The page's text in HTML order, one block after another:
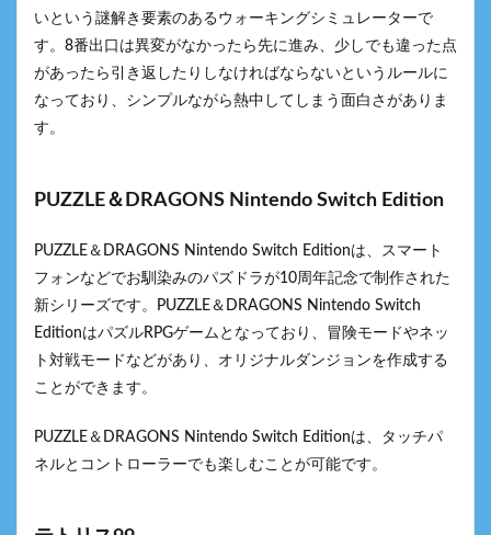
いという謎解き要素のあるウォーキングシミュレーターで
す。8番出口は異変がなかったら先に進み、少しでも違った点
があったら引き返したりしなければならないというルールに
なっており、シンプルながら熱中してしまう面白さがありま
す。
PUZZLE＆DRAGONS Nintendo Switch Edition
PUZZLE＆DRAGONS Nintendo Switch Editionは、スマート
フォンなどでお馴染みのパズドラが10周年記念で制作された
新シリーズです。PUZZLE＆DRAGONS Nintendo Switch
EditionはパズルRPGゲームとなっており、冒険モードやネッ
ト対戦モードなどがあり、オリジナルダンジョンを作成する
ことができます。
PUZZLE＆DRAGONS Nintendo Switch Editionは、タッチパ
ネルとコントローラーでも楽しむことが可能です。